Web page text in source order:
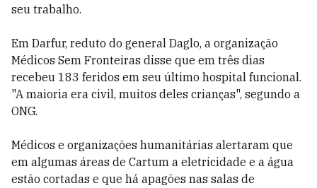
seu trabalho.
Em Darfur, reduto do general Daglo, a organização
Médicos Sem Fronteiras disse que em três dias
recebeu 183 feridos em seu último hospital funcional.
"A maioria era civil, muitos deles crianças", segundo a
ONG.
Médicos e organizações humanitárias alertaram que
em algumas áreas de Cartum a eletricidade e a água
estão cortadas e que há apagões nas salas de